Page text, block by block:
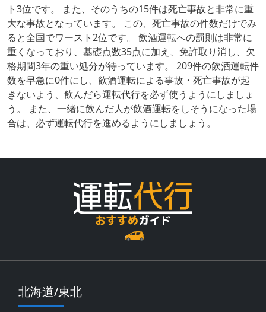
ト3位です。 また、そのうちの15件は死亡事故と非常に重
大な事故となっています。 この、死亡事故の件数だけでみ
ると全国でワースト2位です。 飲酒運転への罰則は非常に
重くなっており、基礎点数35点に加え、免許取り消し、欠
格期間3年の重い処分が待っています。 209件の飲酒運転件
数を早急に0件にし、飲酒運転による事故・死亡事故が起
きないよう、飲んだら運転代行を必ず使うようにしましょ
う。 また、一緒に飲んだ人が飲酒運転をしそうになった場
合は、必ず運転代行を進めるようにしましょう。
北海道/東北